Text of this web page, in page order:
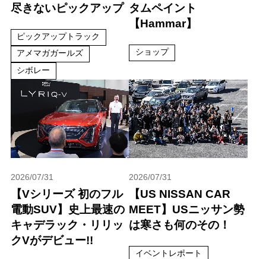
尽きないピックアップ
ピックアップトラック
アメマガガールズ
シボレー
タムペイント
【Hammar】
ショップ
2026/07/31
【Vシリーズ 初のフル
電動SUV】史上最速の
キャデラック・リリッ
クVがデビュー!!
2026/07/31
【US NISSAN CAR
MEET】USニッサン勢
は寒さも何のその！
イベントレポート